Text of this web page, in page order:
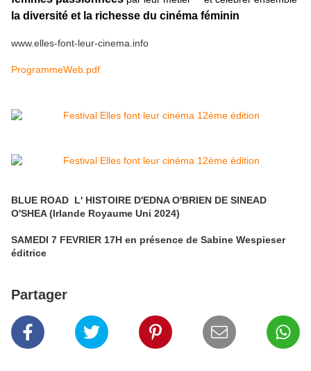
la diversité et la richesse du cinéma féminin
www.elles-font-leur-cinema.info
ProgrammeWeb.pdf
BLUE ROAD L' HISTOIRE D'EDNA O'BRIEN DE SINEAD
O'SHEA (Irlande Royaume Uni 2024)
SAMEDI 7 FEVRIER 17H en présence de Sabine Wespieser
éditrice
Partager